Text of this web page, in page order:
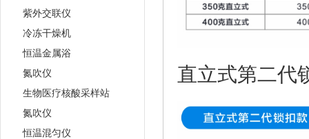
紫外交联仪
冷冻干燥机
恒温金属浴
氮吹仪
生物医疗核酸采样站
氮吹仪
恒温混匀仪
直立式第二代